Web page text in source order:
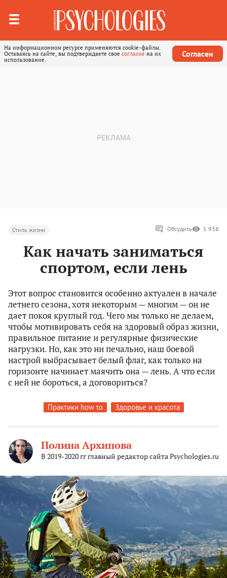
На информационном ресурсе применяются cookie-файлы.
Оставаясь на сайте, вы подтверждаете свое согласие на их
использование.
Согласен
Стиль жизни Обсудить 1 938
Как начать заниматься
спортом, если лень
Этот вопрос становится особенно актуален в начале
летнего сезона, хотя некоторым — многим — он не
дает покоя круглый год. Чего мы только не делаем,
чтобы мотивировать себя на здоровый образ жизни,
правильное питание и регулярные физические
нагрузки. Но, как это ни печально, наш боевой
настрой выбрасывает белый флаг, как только на
горизонте начинает маячить она — лень. А что если
с ней не бороться, а договориться?
Практики how to Здоровье и красота
Полина Архипова
В 2019-2020 гг главный редактор сайта Psychologies.ru